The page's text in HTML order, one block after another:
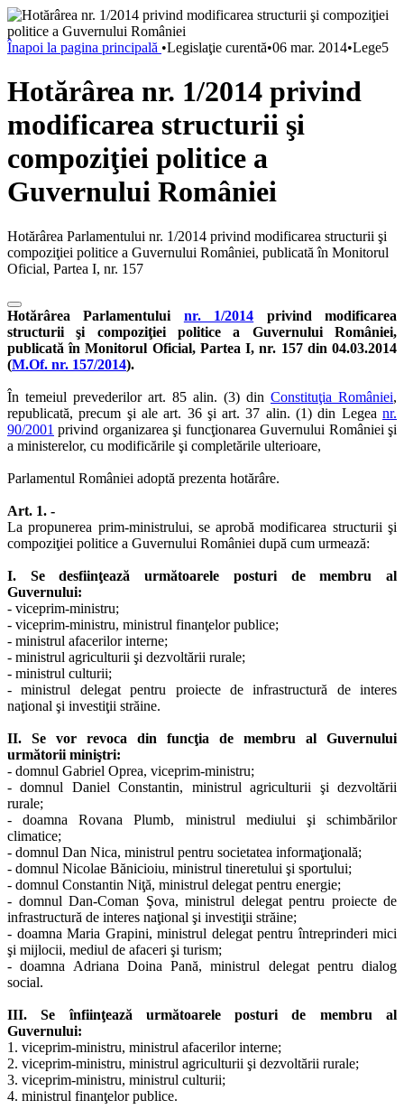
Înapoi la pagina principală •Legislaţie curentă•06 mar. 2014•Lege5
Hotărârea nr. 1/2014 privind
modificarea structurii şi
compoziţiei politice a
Guvernului României
Hotărârea Parlamentului nr. 1/2014 privind modificarea structurii şi
compoziţiei politice a Guvernului României, publicată în Monitorul
Oficial, Partea I, nr. 157
Hotărârea Parlamentului nr. 1/2014 privind modificarea
structurii şi compoziţiei politice a Guvernului României,
publicată în Monitorul Oficial, Partea I, nr. 157 din 04.03.2014
(M.Of. nr. 157/2014).
În temeiul prevederilor art. 85 alin. (3) din Constituţia României,
republicată, precum şi ale art. 36 şi art. 37 alin. (1) din Legea nr.
90/2001 privind organizarea şi funcţionarea Guvernului României şi
a ministerelor, cu modificările şi completările ulterioare,
Parlamentul României adoptă prezenta hotărâre.
Art. 1. -
La propunerea prim-ministrului, se aprobă modificarea structurii şi
compoziţiei politice a Guvernului României după cum urmează:
I. Se desfiinţează următoarele posturi de membru al
Guvernului:
- viceprim-ministru;
- viceprim-ministru, ministrul finanţelor publice;
- ministrul afacerilor interne;
- ministrul agriculturii şi dezvoltării rurale;
- ministrul culturii;
- ministrul delegat pentru proiecte de infrastructură de interes
naţional şi investiţii străine.
II. Se vor revoca din funcţia de membru al Guvernului
următorii miniştri:
- domnul Gabriel Oprea, viceprim-ministru;
- domnul Daniel Constantin, ministrul agriculturii şi dezvoltării
rurale;
- doamna Rovana Plumb, ministrul mediului şi schimbărilor
climatice;
- domnul Dan Nica, ministrul pentru societatea informaţională;
- domnul Nicolae Bănicioiu, ministrul tineretului şi sportului;
- domnul Constantin Niţă, ministrul delegat pentru energie;
- domnul Dan-Coman Şova, ministrul delegat pentru proiecte de
infrastructură de interes naţional şi investiţii străine;
- doamna Maria Grapini, ministrul delegat pentru întreprinderi mici
şi mijlocii, mediul de afaceri şi turism;
- doamna Adriana Doina Pană, ministrul delegat pentru dialog
social.
III. Se înfiinţează următoarele posturi de membru al
Guvernului:
1. viceprim-ministru, ministrul afacerilor interne;
2. viceprim-ministru, ministrul agriculturii şi dezvoltării rurale;
3. viceprim-ministru, ministrul culturii;
4. ministrul finanţelor publice.